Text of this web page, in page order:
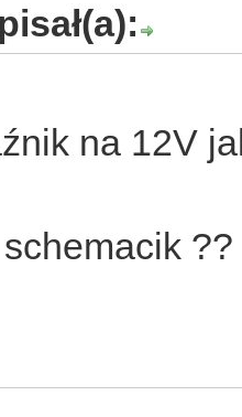
na 12V
??